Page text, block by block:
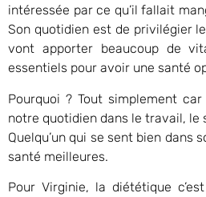
intéressée par ce qu’il fallait
Son quotidien est de privilégier
vont apporter beaucoup de
essentiels pour avoir une santé
Pourquoi ? Tout simplement
notre quotidien dans le travail, le
Quelqu’un qui se sent bien dans
santé meilleures.
Pour Virginie, la diététique